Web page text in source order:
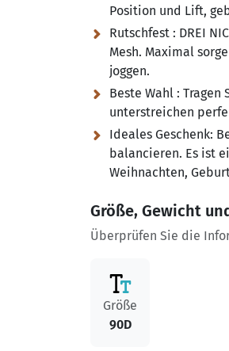
Position und Lift,
Rutschfest : DREI
Mesh. Maximal
joggen.
Beste Wahl : Tragen
unterstreichen
Ideales Geschenk:
balancieren. Es ist
Weihnachten,
Größe, Gewicht
Überprüfen Sie die
Größe
90D